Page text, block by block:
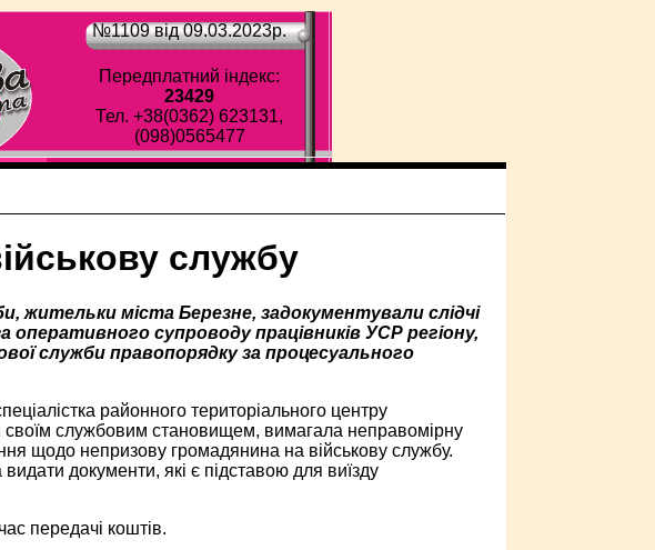
№1109 від 09.03.2023p.
Передплатний індекс:
23429
Тел. +38(0362) 623131,
(098)0565477
службу
жительки міста Березне, задокументували слідчі
оперативного супроводу працівників УСР регіону,
служби правопорядку за процесуального
районного територіального центру
своїм службовим становищем, вимагала неправомірну
щодо непризову громадянина на військову службу.
документи, які є підставою для виїзду
передачі коштів.